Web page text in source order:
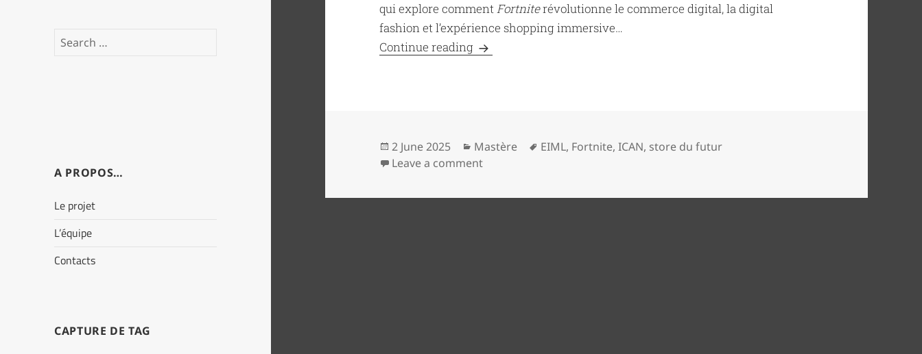
Search
A PROPOS…
Le projet
L’équipe
Contacts
CAPTURE DE TAG
qui explore commentFortniterévolutionne le commerce digital, la digital
fashion et l’expérience shopping immersive…
Continue reading ICAN x EIML / Store du futur…
Posted
on
2 June 2025 Categories
Mastère Tags
EIML, Fortnite,ICAN, store du futur
Leave a commenton ICAN x EIML / Store du futur…